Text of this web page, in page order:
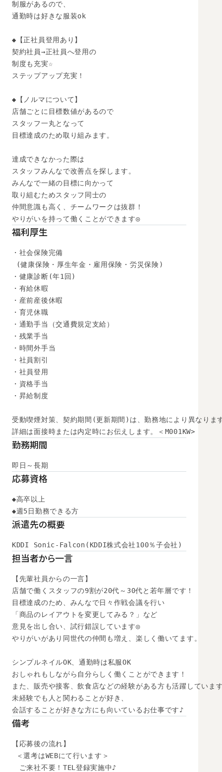
制服があるので、
通勤時は好きな服装ok
◆【正社員登用あり】
契約社員→正社員へ登用の
制度も充実☆
ステップアップ充実！
◆【ノルマについて】
店舗ごとに目標数値があるので
スタッフ一丸となって
目標達成のため取り組みます。
達成できなかった際は
スタッフみんなで改善点を探します。
みんなで一緒の目標に向かって
取り組むためスタッフ同士の
仲間意識も高く、チームワークは抜群！
やりがいを持って働くことができます◎
福利厚生
・社会保険完備
(健康保険・厚生年金・雇用保険・労災保険)
・健康診断(年1回)
・有給休暇
・産前産後休暇
・育児休職
・通勤手当（交通費規定支給）
・残業手当
・時間外手当
・社員割引
・社員登用
・資格手当
・昇給制度
受動喫煙対策、契約期間(更新期間)は、勤務地により異なりま
詳細は面接時または内定時にお伝えします。＜M001KW>
勤務期間
即日～長期
応募資格
◆高卒以上
◆週5日勤務できる方
派遣先の概要
KDDI Sonic-Falcon(KDDI株式会社100％子会社)
担当者から一言
【先輩社員からの一言】
店舗で働くスタッフの9割が20代～30代と若年層です！
目標達成のため、みんなで日々作戦会議を行い
「商品のレイアウトを変更してみる？」など
意見を出し合い、試行錯誤しています◎
やりがいがあり同世代の仲間も増え、楽しく働いてます。
シンプルネイルOK、通勤時は私服OK
おしゃれもしながら自分らしく働くことができます！
また、販売や接客、飲食店などの経験がある方も活躍していま
未経験でも人と関わることが好き、
会話することが好きな方にも向いているお仕事です♪
備考
【応募後の流れ】
＜選考はWEBにて行います＞
ご来社不要！TEL登録実施中♪